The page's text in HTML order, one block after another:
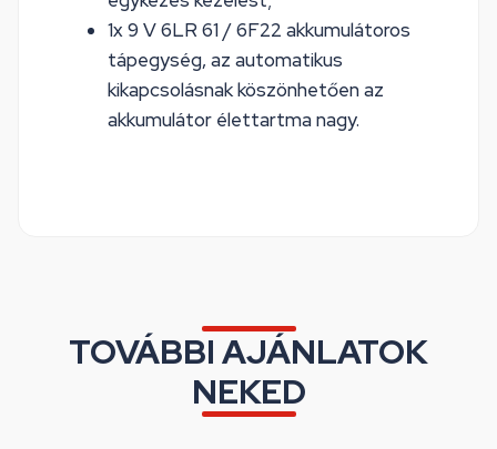
1x 9 V 6LR 61 / 6F22 akkumulátoros
tápegység, az automatikus
kikapcsolásnak köszönhetően az
akkumulátor élettartma nagy.
TOVÁBBI AJÁNLATOK
NEKED